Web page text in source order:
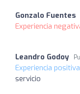
Gonzalo Fuentes
Experiencia
Leandro Godoy
Experiencia
servicio